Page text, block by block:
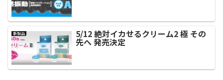
新製品 5/12 絶対イカせるクリーム2 極 その
先へ 発売決定